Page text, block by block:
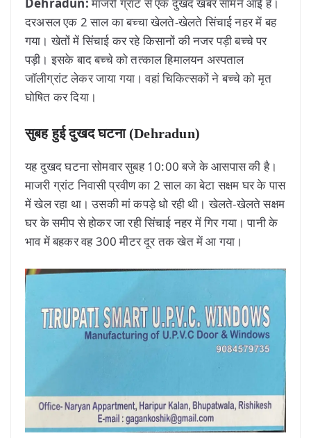
दरअसल एक 2 साल का बच्चा खेलते-खेलते सिंचाई नहर में बह
गया। खेतों में सिंचाई कर रहे किसानों की नजर पड़ी बच्चे पर
पड़ी। इसके बाद बच्चे को तत्काल हिमालयन अस्पताल
जॉलीग्रांट लेकर जाया गया। वहां चिकित्सकों ने बच्चे को मृत
घोषित कर दिया।
सुबह हुई दुखद घटना (Dehradun)
यह दुखद घटना सोमवार सुबह 10:00 बजे के आसपास की है।
माजरी ग्रांट निवासी प्रवीण का 2 साल का बेटा सक्षम घर के पास
में खेल रहा था। उसकी मां कपड़े धो रही थी। खेलते-खेलते सक्षम
घर के समीप से होकर जा रही सिंचाई नहर में गिर गया। पानी के
भाव में बहकर वह 300 मीटर दूर तक खेत में आ गया।